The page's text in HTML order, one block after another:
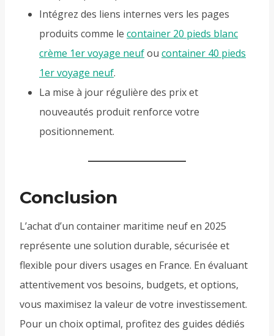
Intégrez des liens internes vers les pages
produits comme le container 20 pieds blanc
crème 1er voyage neufou container 40 pieds
1er voyage neuf.
La mise à jour régulière des prix et
nouveautés produit renforce votre
positionnement.
Conclusion
L’achat d’un container maritime neuf en 2025
représente une solution durable, sécurisée et
flexible pour divers usages en France. En évaluant
attentivement vos besoins, budgets, et options,
vous maximisez la valeur de votre investissement.
Pour un choix optimal, profitez des guides dédiés